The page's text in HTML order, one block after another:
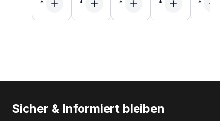
Sicher & Informiert bleiben